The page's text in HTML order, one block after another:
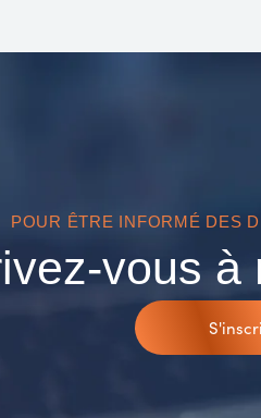
POUR ÊTRE INFORMÉ DES
vous à